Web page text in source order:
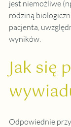
jest niemożliwe
rodziną
pacjenta,
wyników.
Jak się
Odpowiednie